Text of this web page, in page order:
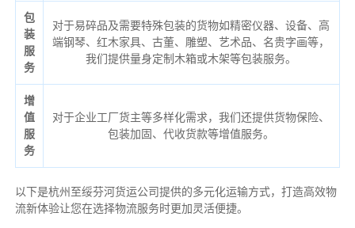
包
装
服
务
对于易碎品及需要特殊包装的货物如精密仪器、设备、高
端钢琴、红木家具、古董、雕塑、艺术品、名贵字画等，
我们提供量身定制木箱或木架等包装服务。
增
值
服
务
对于企业工厂货主等多样化需求，我们还提供货物保险、
包装加固、代收货款等增值服务。
以下是杭州至绥芬河货运公司提供的多元化运输方式，打造高效物
流新体验让您在选择物流服务时更加灵活便捷。